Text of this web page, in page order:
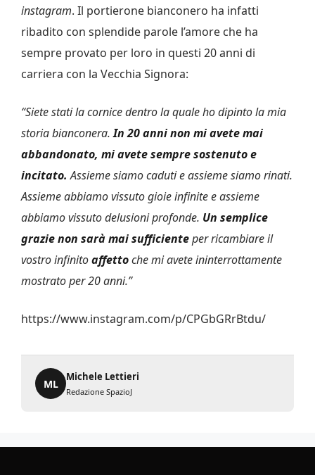
instagram. Il portierone bianconero ha infatti
ribadito con splendide parole l’amore che ha
sempre provato per loro in questi 20 anni di
carriera con la Vecchia Signora:
“Siete stati la cornice dentro la quale ho dipinto la mia
storia bianconera.In 20 anni non mi avete mai
abbandonato, mi avete sempre sostenuto e
incitato. Assieme siamo caduti e assieme siamo rinati.
Assieme abbiamo vissuto gioie infinite e assieme
abbiamo vissuto delusioni profonde. Un semplice
grazie non sarà mai sufficienteper ricambiare il
vostro infinitoaffettoche mi avete ininterrottamente
mostrato per 20 anni.”
https://www.instagram.com/p/CPGbGRrBtdu/
ML
Michele Lettieri
Redazione SpazioJ